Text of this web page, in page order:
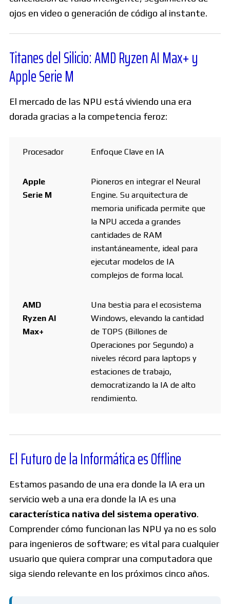
ojos en video o generación de código al instante.
Titanes del Silicio: AMD Ryzen AI Max+ y
Apple Serie M
El mercado de las NPU está viviendo una era
dorada gracias a la competencia feroz:
Procesador Enfoque Clave en IA
Apple
Serie M
Pioneros en integrar el Neural
Engine. Su arquitectura de
memoria unificada permite que
la NPU acceda a grandes
cantidades de RAM
instantáneamente, ideal para
ejecutar modelos de IA
complejos de forma local.
AMD
Ryzen AI
Max+
Una bestia para el ecosistema
Windows, elevando la cantidad
de TOPS (Billones de
Operaciones por Segundo) a
niveles récord para laptops y
estaciones de trabajo,
democratizando la IA de alto
rendimiento.
El Futuro de la Informática es Offline
Estamos pasando de una era donde la IA era un
servicio web a una era donde la IA es una
característica nativa del sistema operativo.
Comprender cómo funcionan las NPU ya no es solo
para ingenieros de software; es vital para cualquier
usuario que quiera comprar una computadora que
siga siendo relevante en los próximos cinco años.